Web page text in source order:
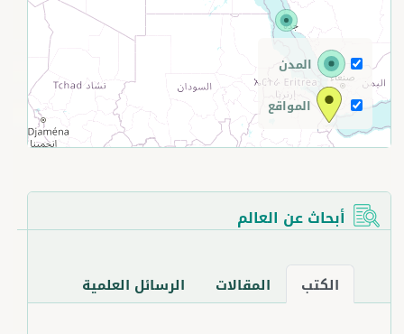
المدن
المواقع
أبحاث عن العالم
الكتب المقالات الرسائل العلمية